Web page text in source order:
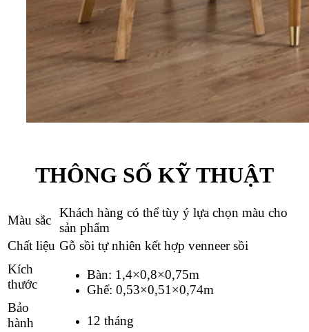
THÔNG SỐ KỸ THUẬT
Màu sắc
Khách hàng có thể tùy ý lựa chọn màu cho
sản phẩm
Chất liệu Gỗ sồi tự nhiên kết hợp venneer sồi
Kích
thước
Bàn: 1,4×0,8×0,75m
Ghế: 0,53×0,51×0,74m
Bảo
hành
12 tháng